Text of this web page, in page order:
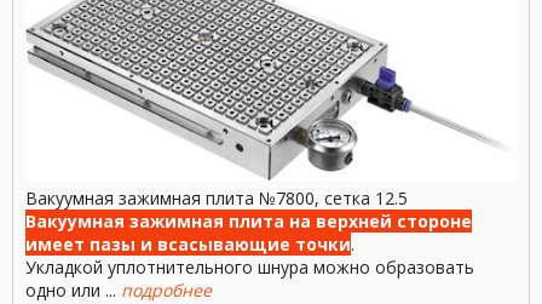
Вакуумная зажимная плита №7800, сетка 12.5
Вакуумная зажимная плита на верхней стороне
имеет пазы и всасывающие точки.
Укладкой уплотнительного шнура можно образовать
одно или ... подробнее